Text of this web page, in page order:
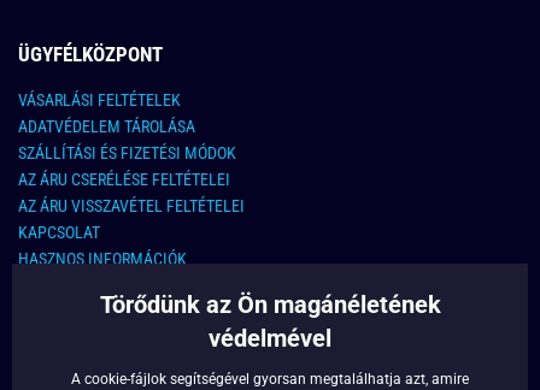
ÜGYFÉLKÖZPONT
VÁSARLÁSI FELTÉTELEK
ADATVÉDELEM TÁROLÁSA
SZÁLLÍTÁSI ÉS FIZETÉSI MÓDOK
AZ ÁRU CSERÉLÉSE FELTÉTELEI
AZ ÁRU VISSZAVÉTEL FELTÉTELEI
KAPCSOLAT
HASZNOS INFORMÁCIÓK
KAPCSOLAT
info@legyferfi.hu
Törődünk az Ön magánéletének
védelmével
A cookie-fájlok segítségével gyorsan megtalálhatja azt, amire